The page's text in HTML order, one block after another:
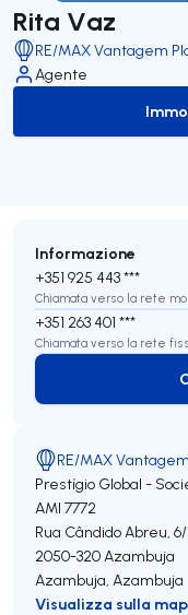
Rita Vaz
RE/MAX Vantagem
Agente
Informazione
+351 925 443 ***
Chiamata verso la rete
+351 263 401 ***
Chiamata verso la rete
RE/MAX
Prestígio Global -
AMI 7772
Rua Cândido Abreu,
2050-320Azambuja
Azambuja, Azambuja
Visualizza sulla